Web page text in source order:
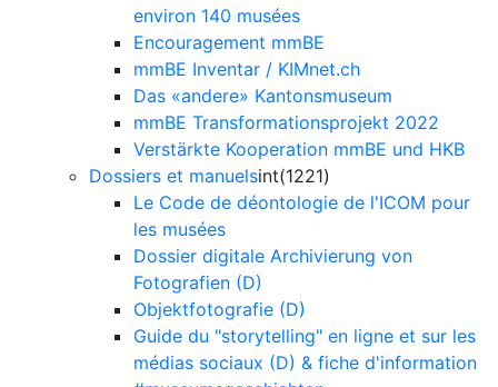
environ 140 musées
Encouragement mmBE
mmBE Inventar / KIMnet.ch
Das «andere» Kantonsmuseum
mmBE Transformationsprojekt 2022
Verstärkte Kooperation mmBE und HKB
Dossiers et manuelsint(1221)
Le Code de déontologie de l'ICOM pour
les musées
Dossier digitale Archivierung von
Fotografien (D)
Objektfotografie (D)
Guide du "storytelling" en ligne et sur les
médias sociaux (D) & fiche d'information